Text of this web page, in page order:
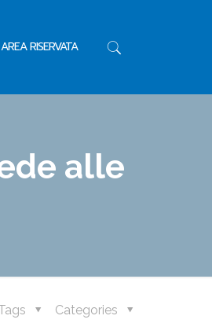
AREA RISERVATA
alle
Categories